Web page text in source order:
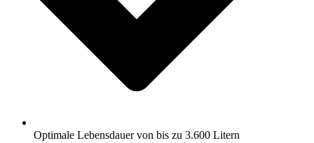
Optimale Lebensdauer von bis zu 3.600 Litern